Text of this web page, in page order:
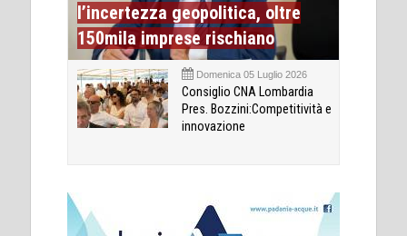
l’incertezza geopolitica, oltre
150mila imprese rischiano
Domenica 05 Luglio 2026
Consiglio CNA Lombardia
Pres. Bozzini:Competitività e
innovazione